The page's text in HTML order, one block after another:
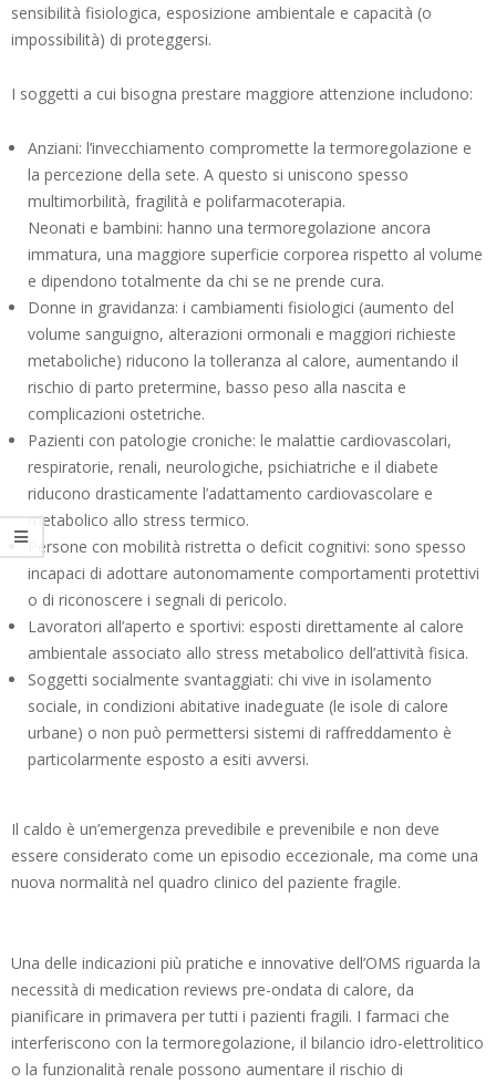
sensibilità fisiologica, esposizione ambientale e capacità (o
impossibilità) di proteggersi.
I soggetti a cui bisogna prestare maggiore attenzione includono:
Anziani: l’invecchiamento compromette la termoregolazione e
la percezione della sete. A questo si uniscono spesso
multimorbilità, fragilità e polifarmacoterapia.
Neonati e bambini: hanno una termoregolazione ancora
immatura, una maggiore superficie corporea rispetto al volume
e dipendono totalmente da chi se ne prende cura.
Donne in gravidanza: i cambiamenti fisiologici (aumento del
volume sanguigno, alterazioni ormonali e maggiori richieste
metaboliche) riducono la tolleranza al calore, aumentando il
rischio di parto pretermine, basso peso alla nascita e
complicazioni ostetriche.
Pazienti con patologie croniche: le malattie cardiovascolari,
respiratorie, renali, neurologiche, psichiatriche e il diabete
riducono drasticamente l’adattamento cardiovascolare e
metabolico allo stress termico.
Persone con mobilità ristretta o deficit cognitivi: sono spesso
incapaci di adottare autonomamente comportamenti protettivi
o di riconoscere i segnali di pericolo.
Lavoratori all’aperto e sportivi: esposti direttamente al calore
ambientale associato allo stress metabolico dell’attività fisica.
Soggetti socialmente svantaggiati: chi vive in isolamento
sociale, in condizioni abitative inadeguate (le isole di calore
urbane) o non può permettersi sistemi di raffreddamento è
particolarmente esposto a esiti avversi.
Il caldo è un’emergenza prevedibile e prevenibile e non deve
essere considerato come un episodio eccezionale, ma come una
nuova normalità nel quadro clinico del paziente fragile.
Una delle indicazioni più pratiche e innovative dell’OMS riguarda la
necessità di medication reviews pre-ondata di calore, da
pianificare in primavera per tutti i pazienti fragili. I farmaci che
interferiscono con la termoregolazione, il bilancio idro-elettrolitico
o la funzionalità renale possono aumentare il rischio di